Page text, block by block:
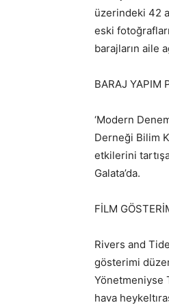
üzerindeki 42
eski
barajların aile
BARAJ YAPIM
‘Modern
Derneği Bilim
etkilerini
Galata’da.
FİLM
Rivers and
gösterimi
Yönetmeniyse
hava